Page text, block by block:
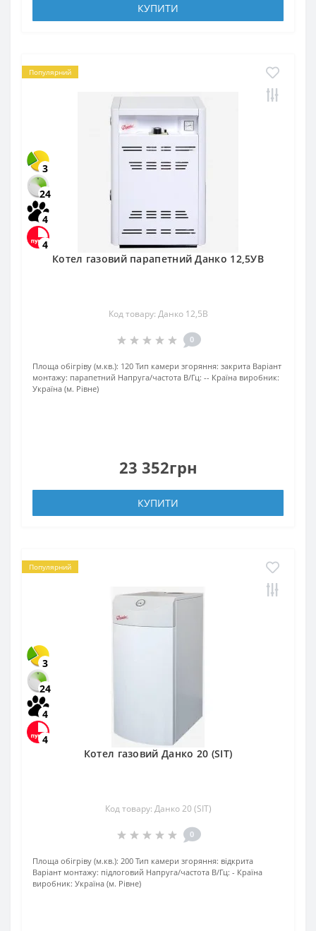
КУПИТИ
Популярний
3
24
4
4
Котел газовий парапетний Данко 12,5УВ
Код товару: Данко 12,5В
0
Площа обігріву (м.кв.): 120 Тип камери згоряння: закрита Варіант
монтажу: парапетний Напруга/частота В/Гц: -- Країна виробник:
Україна (м. Рівне)
23 352грн
КУПИТИ
Популярний
3
24
4
4
Котел газовий Данко 20 (SIT)
Код товару: Данко 20 (SIT)
0
Площа обігріву (м.кв.): 200 Тип камери згоряння: відкрита
Варіант монтажу: підлоговий Напруга/частота В/Гц: - Країна
виробник: Україна (м. Рівне)